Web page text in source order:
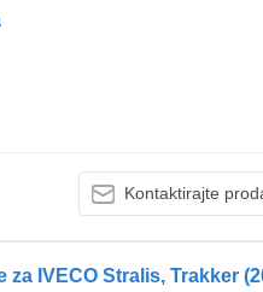
Kontaktirajte
za IVECO Stralis, Trakker